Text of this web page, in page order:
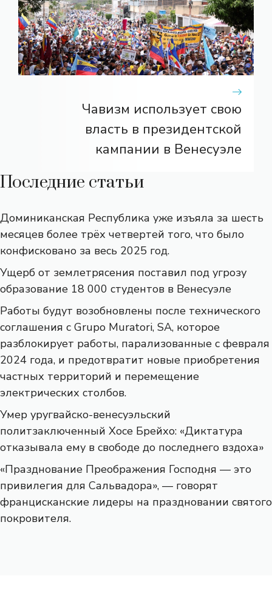
Чавизм использует свою
власть в президентской
кампании в Венесуэле
Последние статьи
Доминиканская Республика уже изъяла за шесть
месяцев более трёх четвертей того, что было
конфисковано за весь 2025 год.
Ущерб от землетрясения поставил под угрозу
образование 18 000 студентов в Венесуэле
Работы будут возобновлены после технического
соглашения с Grupo Muratori, SA, которое
разблокирует работы, парализованные с февраля
2024 года, и предотвратит новые приобретения
частных территорий и перемещение
электрических столбов.
Умер уругвайско-венесуэльский
политзаключенный Хосе Брейхо: «Диктатура
отказывала ему в свободе до последнего вздоха»
«Празднование Преображения Господня — это
привилегия для Сальвадора», — говорят
францисканские лидеры на праздновании святого
покровителя.